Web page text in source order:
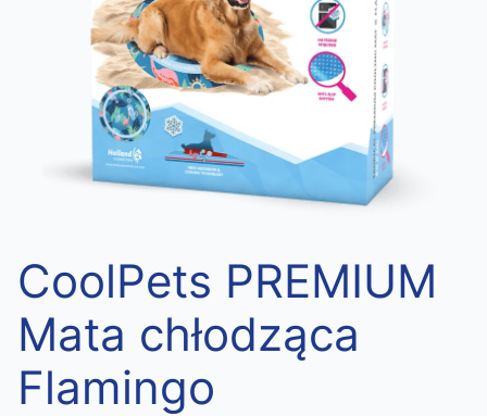
CoolPets PREMIUM
Mata chłodząca
Flamingo